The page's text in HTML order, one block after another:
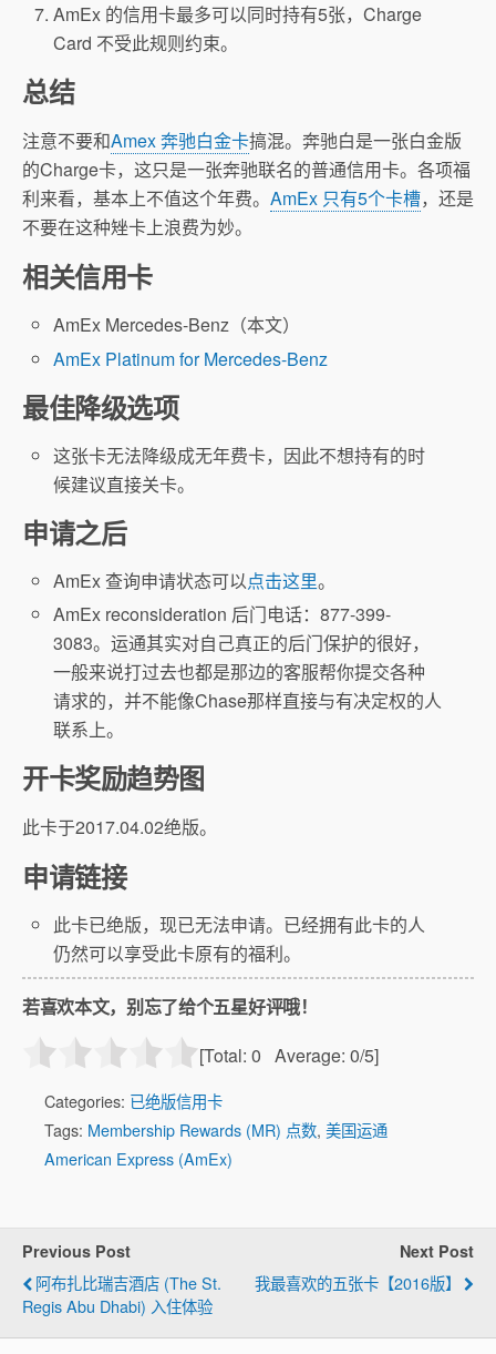
AmEx 的信用卡最多可以同时持有5张，Charge
Card 不受此规则约束。
总结
注意不要和Amex 奔驰白金卡搞混。奔驰白是一张白金版
的Charge卡，这只是一张奔驰联名的普通信用卡。各项福
利来看，基本上不值这个年费。 AmEx 只有5个卡槽，还是
不要在这种矬卡上浪费为妙。
相关信用卡
AmEx Mercedes-Benz（本文）
AmEx Platinum for Mercedes-Benz
最佳降级选项
这张卡无法降级成无年费卡，因此不想持有的时
候建议直接关卡。
申请之后
AmEx 查询申请状态可以点击这里。
AmEx reconsideration 后门电话：877-399-
3083。运通其实对自己真正的后门保护的很好，
一般来说打过去也都是那边的客服帮你提交各种
请求的，并不能像Chase那样直接与有决定权的人
联系上。
开卡奖励趋势图
此卡于2017.04.02绝版。
申请链接
此卡已绝版，现已无法申请。已经拥有此卡的人
仍然可以享受此卡原有的福利。
若喜欢本文，别忘了给个五星好评哦！
[Total: 0 Average: 0/5]
Categories: 已绝版信用卡
Tags: Membership Rewards (MR) 点数, 美国运通
American Express (AmEx)
Previous Post
阿布扎比瑞吉酒店 (The St.
Regis Abu Dhabi) 入住体验
Next Post
我最喜欢的五张卡【2016版】